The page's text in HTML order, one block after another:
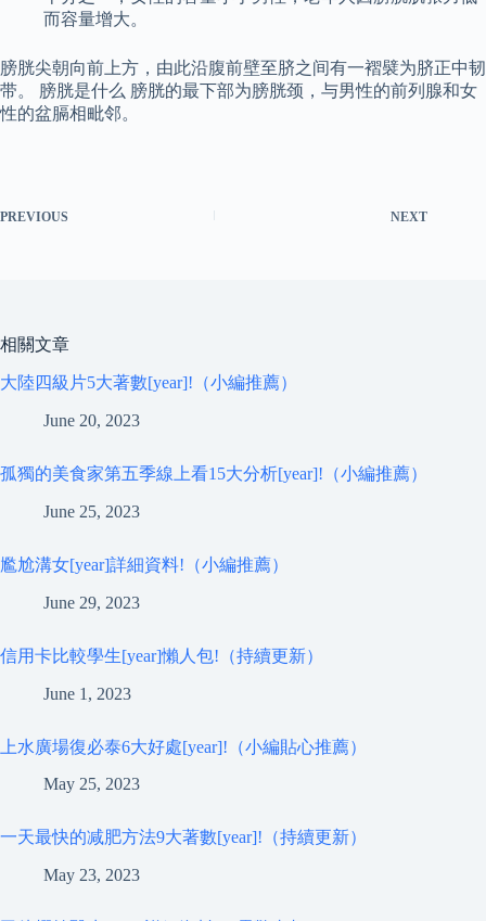
而容量增大。
膀胱尖朝向前上方，由此沿腹前壁至脐之间有一褶襞为脐正中韧
带。 膀胱是什么 膀胱的最下部为膀胱颈，与男性的前列腺和女
性的盆膈相毗邻。
PREVIOUS NEXT
相關文章
大陸四級片5大著數[year]!（小編推薦）
June 20, 2023
孤獨的美食家第五季線上看15大分析[year]!（小編推薦）
June 25, 2023
尷尬溝女[year]詳細資料!（小編推薦）
June 29, 2023
信用卡比較學生[year]懶人包!（持續更新）
June 1, 2023
上水廣場復必泰6大好處[year]!（小編貼心推薦）
May 25, 2023
一天最快的减肥方法9大著數[year]!（持續更新）
May 23, 2023